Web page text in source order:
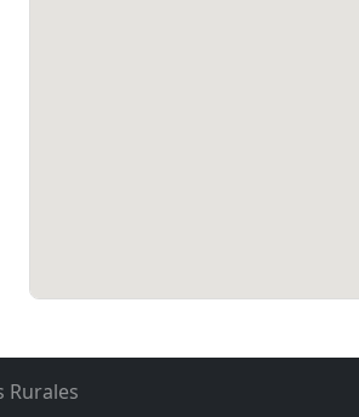
Rurales